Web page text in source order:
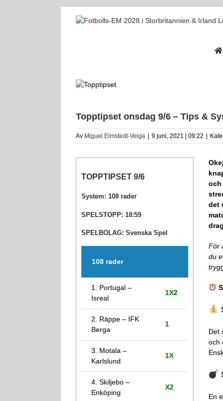
Topptipset onsdag 9/6 – Tips &
Av Miguel Elmstedt-Veiga 9 juni, 2021 | 09:22
TOPPTIPSET 9/6
System: 108 rader
SPELSTOPP: 18:59
SPELBOLAG: Svenska Spel
108 rader
1. Portugal –
Isreal
1X2
2. Räppe – IFK
Berga
1
3. Motala –
Karlslund
1X
4. Skiljebo –
Enköping
X2
och
det
För
du
Det
och
En